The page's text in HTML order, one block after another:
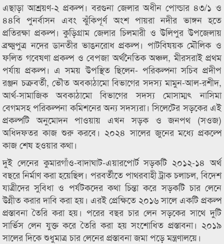
এছাড়া আশ্রয়ণ-২ প্রকল্প। বরগুনা জেলার অধীন পোল্ডার ৪৩/১ ও
৪৪বি পুনর্বাসন এবং ঝুঁকিপূর্ণ অংশ পায়রা নদীর ভাঙ্গন হতে
প্রতিরক্ষা প্রকল্প। কুড়িগ্রাম জেলার চিলমারী ও উলিপুর উপজেলায়
ব্রক্ষ্মপুত্র নদের ডানতীর ভাঙনরোধ প্রকল্প। পাটবিষয়ক মৌলিক ও
ফলিত গবেষণা প্রকল্প ও বেপজা অর্থনৈতিক অঞ্চল, মীরসরাই প্রথম
পর্যায় প্রকল্প। এ সময় উপস্থিত ছিলেন- পরিকল্পনা সচিব প্রদীপ
রঞ্জন চক্রবর্তী, ভৌত অবকাঠামো বিভাগের সদস্য মামুন-আল-রশীদ,
আর্থ-সামাজিক অবকাঠামো বিভাগের সদস্য মোসাম্মৎ নাসিমা
বেগমসহ পরিকল্পনা কমিশনের অন্য সদস্যরা। সিলেটের সড়কের এই
প্রকল্পটি অনুমোদন পাওয়ায় এখন সড়ক ও জনপথ (সওজ)
অধিদফতর কাজ শুরু করবে। ২০২৪ সালের জুনের মধ্যে প্রকল্পে
কাজ শেষ হওয়ার কথা।
দুই লেনের কুমারগাঁও-বাদাঘাট-এয়ারপোর্ট সড়কটি ২০১২-১৪ অর্থ
বছরে নির্মাণ করা হয়েছিল। পরবর্তীতে পাথরবাহী ট্রাক চলাচল, বিদেশ
যাত্রীদের সুবিধা ও পর্যটকদের কথা চিন্তা করে সড়কটি চার লেনে
উন্নীত করার দাবি করা হয়। এরই প্রেক্ষিতে ২০১৬ সালে একটি প্রকল্প
প্রস্তাবনা তৈরি করা হয়। পরের বছর চার লেন সড়কের সাথে দুটি
সার্ভিস লেন যুক্ত করে তৈরি করা হয় সংশোধিত প্রস্তাবনা। ২০১৯
সালের দিকে শুধুমাত্র চার লেনের প্রস্তাবনা জমা পড়ে মন্ত্রণালয়ে।